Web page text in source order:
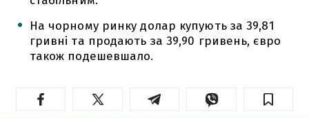
На чорному ринку долар купують за 39,81
гривні та продають за 39,90 гривень, євро
також подешевшало.